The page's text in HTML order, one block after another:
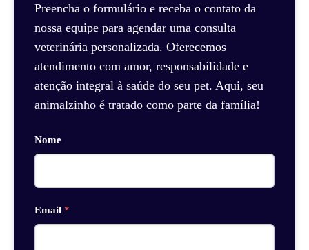
Preencha o formulário e receba o contato da
nossa equipe para agendar uma consulta
veterinária personalizada. Oferecemos
atendimento com amor, responsabilidade e
atenção integral à saúde do seu pet. Aqui, seu
animalzinho é tratado como parte da família!
Nome
Email *